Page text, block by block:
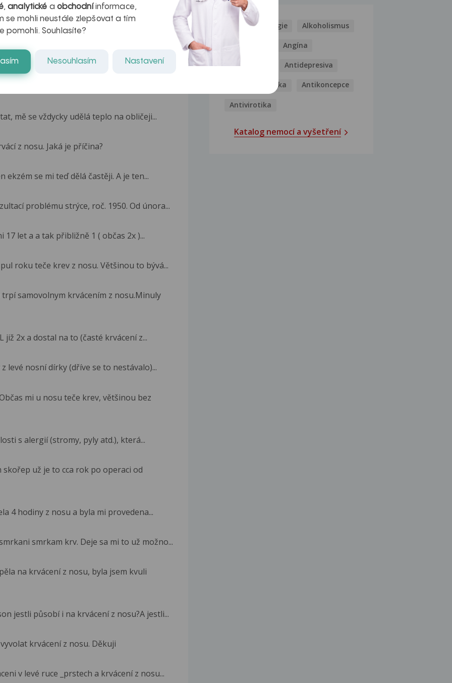
3 roky mě trápí krvácení z nosu. Přes...
mě se vždycky udělá teplo na obličeji...
z nosu. Jaká je příčina?
ekzém se mi teď dělá častěji. A je ten...
problému strýce, roč. 1950. Od února...
let a a tak přibližně 1 ( občas 2x )...
roku teče krev z nosu. Většinou to bývá...
samovolnym krvácením z nosu.Minuly
již 2x a dostal na to (časté krvácení z...
levé nosní dírky (dříve se to nestávalo)...
mi u nosu teče krev, většinou bez
s alergií (stromy, pyly atd.), která...
už je to cca rok po operaci od
4 hodiny z nosu a byla mi provedena...
smrkam krv. Deje sa mi to už možno...
na krvácení z nosu, byla jsem kvuli
jestli působí i na krvácení z nosu?A jestli...
krvácení z nosu. Děkuji
v levé ruce _prstech a krvácení z nosu...
Kašel Alergie Alkoholismus
Angína
Antibiotika Antidepresiva
Antihistaminika Antikoncepce
Antivirotika
Katalog nemocí a vyšetření
,analytické a obchodníinformace,
se mohli neustále zlepšovat a tím
pomohli. Souhlasíte?
Nesouhlasím Nastavení